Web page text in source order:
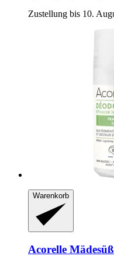
Zustellung bis 10.
Warenkorb
Acorelle